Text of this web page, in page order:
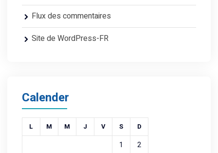
Flux des commentaires
Site de WordPress-FR
Calender
L M M J V S D
1
2